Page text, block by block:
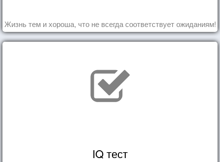
Жизнь тем и хороша, что не всегда соответствует ожиданиям!
IQ тест